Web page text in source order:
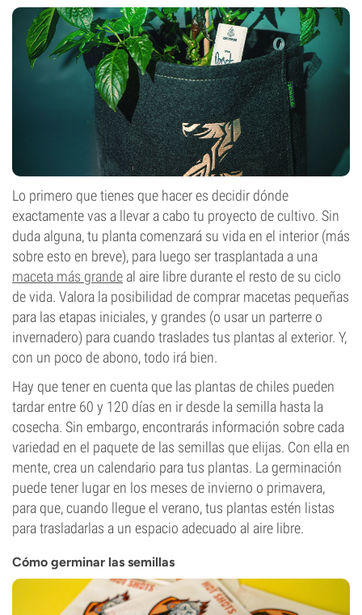
Lo primero que tienes que hacer es decidir dónde
exactamente vas a llevar a cabo tu proyecto de cultivo. Sin
duda alguna, tu planta comenzará su vida en el interior (más
sobre esto en breve), para luego ser trasplantada a una
maceta más grande al aire libre durante el resto de su ciclo
de vida. Valora la posibilidad de comprar macetas pequeñas
para las etapas iniciales, y grandes (o usar un parterre o
invernadero) para cuando traslades tus plantas al exterior. Y,
con un poco de abono, todo irá bien.
Hay que tener en cuenta que las plantas de chiles pueden
tardar entre 60 y 120 días en ir desde la semilla hasta la
cosecha. Sin embargo, encontrarás información sobre cada
variedad en el paquete de las semillas que elijas. Con ella en
mente, crea un calendario para tus plantas. La germinación
puede tener lugar en los meses de invierno o primavera,
para que, cuando llegue el verano, tus plantas estén listas
para trasladarlas a un espacio adecuado al aire libre.
Cómo germinar las semillas